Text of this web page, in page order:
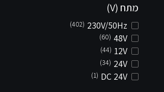
מתח (V)
230V/50Hz
(402)
48V
(60)
12V
(44)
24V
(34)
DC 24V
(1)